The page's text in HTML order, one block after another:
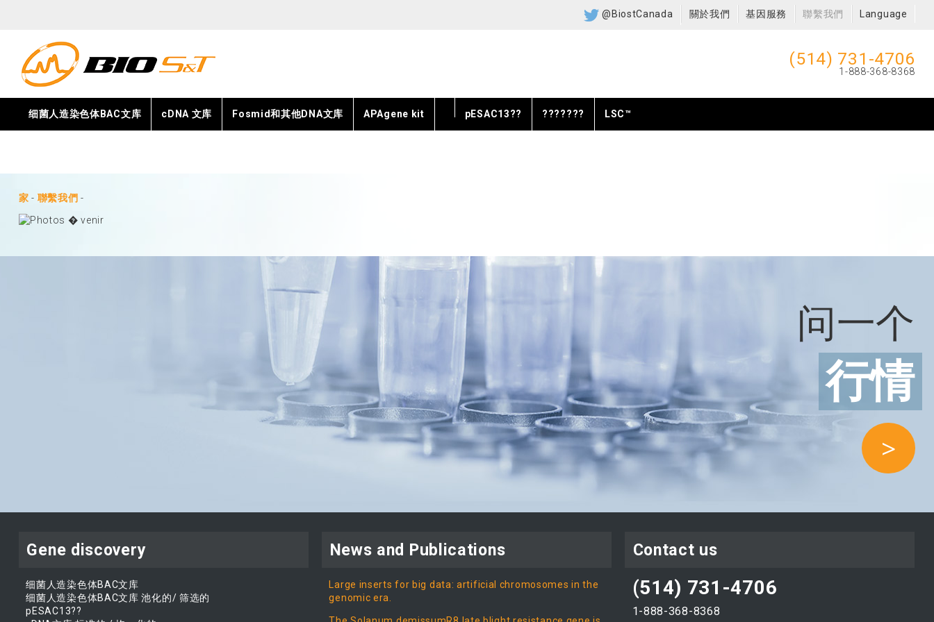
@BiostCanada 關於我們 基因服務 聯繫我們 Language
(514) 731-4706
1-888-368-8368
细菌人造染色体BAC文库 cDNA 文库 Fosmid和其他DNA文库 APAgene kit pESAC13?? ??????? LSC™
家 - 聯繫我們 -
问一个
行情
>
Gene discovery
细菌人造染色体BAC文库
细菌人造染色体BAC文库 池化的/ 筛选的
pESAC13??
News and Publications
Large inserts for big data: artificial chromosomes in the
genomic era.
Contact us
(514) 731-4706
1-888-368-8368